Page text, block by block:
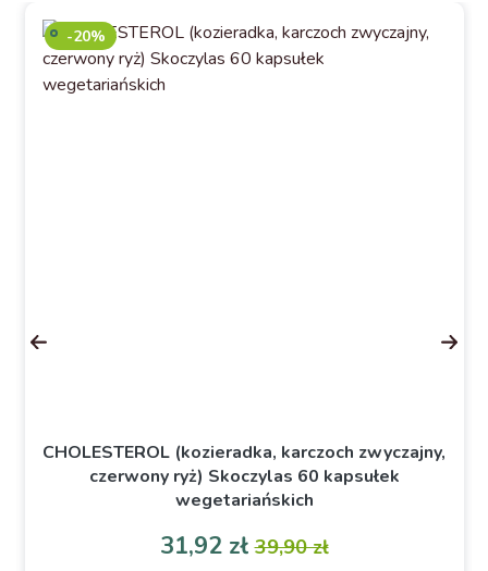
CHOLESTEROL (kozieradka, karczoch zwyczajny,
czerwony ryż) Skoczylas 60 kapsułek
wegetariańskich
Cena
31,92 złCena podstawowa
39,90 zł
-20%